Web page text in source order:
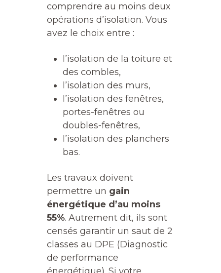
comprendre au moins deux
opérations d’isolation. Vous
avez le choix entre :
l’isolation de la toiture et
des combles,
l’isolation des murs,
l’isolation des fenêtres,
portes-fenêtres ou
doubles-fenêtres,
l’isolation des planchers
bas.
Les travaux doivent
permettre un gain
énergétique d’au moins
55%. Autrement dit, ils sont
censés garantir un saut de 2
classes au DPE (Diagnostic
de performance